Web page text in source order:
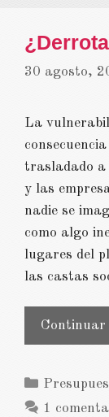
30 agosto,
La
trasladado a
y las
nadie se
como algo
lugares del
las castas
Continuar
1